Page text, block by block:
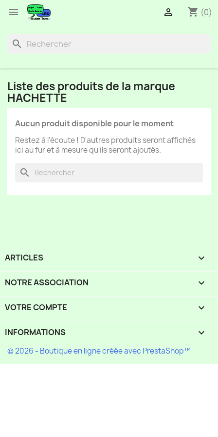
 shopping_cart (0)

search
Liste des produits de la marque
HACHETTE
Aucun produit disponible pour le moment
Restez à l'écoute ! D'autres produits seront affichés
ici au fur et à mesure qu'ils seront ajoutés.
search
ARTICLES 
NOTRE ASSOCIATION 
VOTRE COMPTE 
INFORMATIONS keyboard_arrow_down
© 2026 - Boutique en ligne créée avec PrestaShop™